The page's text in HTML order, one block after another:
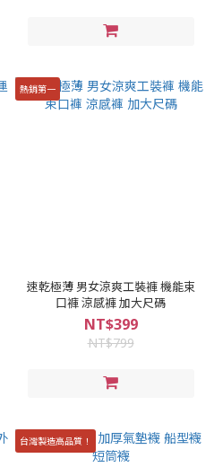
熱銷第一
速乾極薄 男女涼爽工裝褲 機能束
口褲 涼感褲 加大尺碼
NT$399
NT$799
台灣製造高品質！